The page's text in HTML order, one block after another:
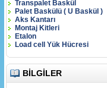
Transpalet Baskül
Palet Baskülü ( U Baskül )
Aks Kantarı
Montaj Kitleri
Etalon
Load cell Yük Hücresi
BILGILER